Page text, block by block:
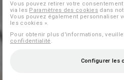
Vous pouvez retirer votre
via les Paramètres des cookies dans
Vous pouvez également personnaliser
les cookies ».
Pour obtenir plus d'informations,
confidentialité .
Configurer les